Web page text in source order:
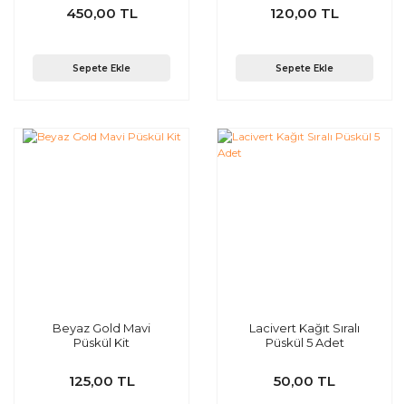
450,00 TL
Sepete Ekle
120,00 TL
Sepete Ekle
Beyaz Gold Mavi
Püskül Kit
125,00 TL
Lacivert Kağıt Sıralı
Püskül 5 Adet
50,00 TL